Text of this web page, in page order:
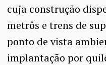
cuja construção
metrôs e trens de
ponto de vista
implantação por